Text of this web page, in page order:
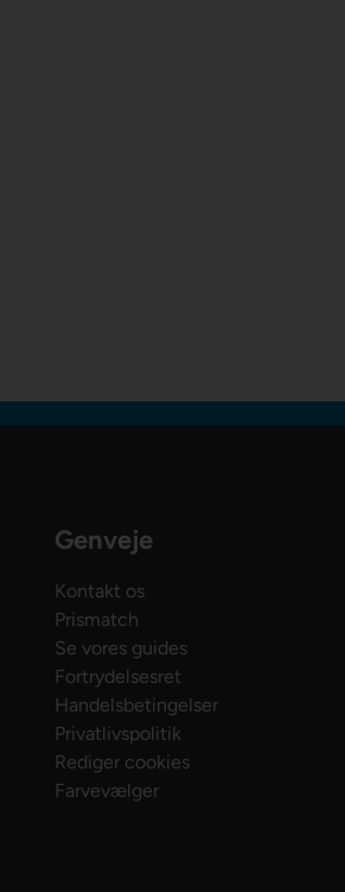
Genveje
Kontakt os
Prismatch
Se vores guides
Fortrydelsesret
Handelsbetingelser
Privatlivspolitik
Rediger cookies
Farvevælger